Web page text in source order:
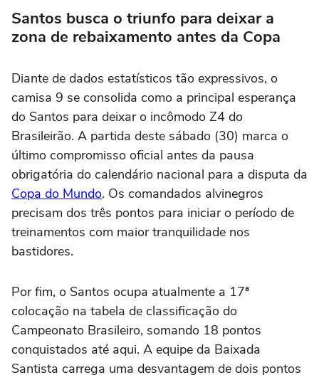
Santos busca o triunfo para deixar a
zona de rebaixamento antes da Copa
Diante de dados estatísticos tão expressivos, o
camisa 9 se consolida como a principal esperança
do Santos para deixar o incômodo Z4 do
Brasileirão. A partida deste sábado (30) marca o
último compromisso oficial antes da pausa
obrigatória do calendário nacional para a disputa da
Copa do Mundo. Os comandados alvinegros
precisam dos três pontos para iniciar o período de
treinamentos com maior tranquilidade nos
bastidores.
Por fim, o Santos ocupa atualmente a 17ª
colocação na tabela de classificação do
Campeonato Brasileiro, somando 18 pontos
conquistados até aqui. A equipe da Baixada
Santista carrega uma desvantagem de dois pontos